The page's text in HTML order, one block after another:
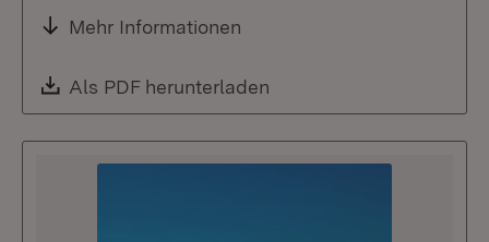
Mehr Informationen
Download:
Als PDF herunterladen